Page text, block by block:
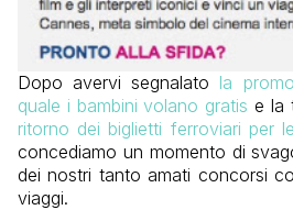
Dopo avervi segnalato la
quale i bambini volano gratis e la
ritorno dei biglietti ferroviari per
concediamo un momento di
dei nostri tanto amati concorsi
viaggi.